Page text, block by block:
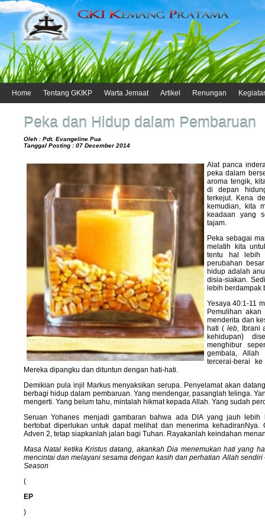
Home Tentang GKIKP Warta Jemaat Artikel Renungan
Peka dan Hidup dalam Pembaruan
Oleh : Pdt. Evangeline Pua
Tanggal Posting : 07 December 2014
Alat panca
peka dalam
aroma tengik,
di depan
terkejut. Kena
kemudian, kita
keadaan yang
tajam.
Peka sebagai
melatih kita
tentu hal lebih
perubahan
hidup adalah
disia-siakan.
lebih berdampak
Yesaya 40:1-11
Pemulihan
menderita dan
hati ( leb,
Ibrani
kehidupan)
menghibur
gembala, Allah
tercerai-berai
Mereka dipangku dan dituntun dengan hati-hati.
Demikian pula injil Markus menyaksikan serupa. Penyelamat akan
berbagi hidup dalam pembaruan. Yang mendengar, pasanglah telinga.
mengerti. Yang belum tahu, mintalah hikmat kepada Allah. Yang sudah
Seruan Yohanes menjadi gambaran bahwa ada DIA yang jauh lebih
bertobat diperlukan untuk dapat melihat dan menerima kehadiranNya.
Adven 2, tetap siapkanlah jalan bagi Tuhan. Rayakanlah keindahan
Masa Natal ketika Kristus datang, akankah Dia menemukan hati yang
mencintai dan melayani sesama dengan kasih dan perhatian Allah sendiri
Season
(
EP
)